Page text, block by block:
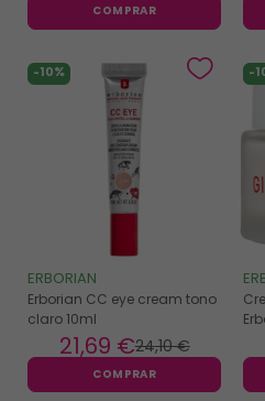
COMPRAR
-10%
ERBORIAN
Erborian CC eye cream tono
claro 10ml
24,10 €
21,69 €
COMPRAR
-